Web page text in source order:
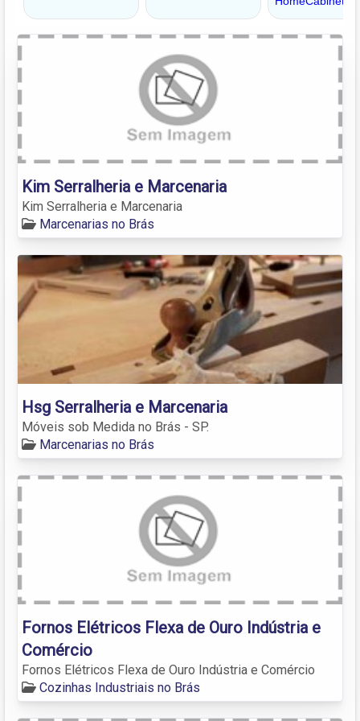
Kim Serralheria e Marcenaria
Kim Serralheria e Marcenaria
Marcenarias no Brás
Hsg Serralheria e Marcenaria
Móveis sob Medida no Brás - SP.
Marcenarias no Brás
Fornos Elétricos Flexa de Ouro Indústria e
Comércio
Fornos Elétricos Flexa de Ouro Indústria e Comércio
Cozinhas Industriais no Brás